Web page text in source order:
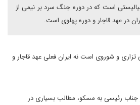
است که در دوره جنگ سرد بر نیمی از
در عهد قاجار و دوره پهلوی است.
جناب رئیسی به مسکو، مطالب بسیاری در